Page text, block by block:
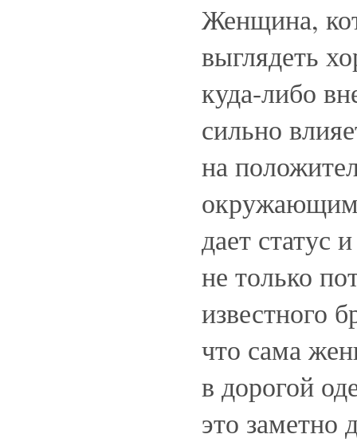
Женщина,
выглядеть
куда-либо
сильно
на
дает статус
не только
известного
что сама
в дорогой
это заметно